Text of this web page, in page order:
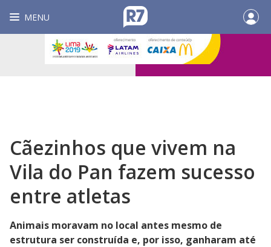
MENU
Cãezinhos que vivem na
Vila do Pan fazem sucesso
entre atletas
Animais moravam no local antes mesmo de
estrutura ser construída e, por isso, ganharam até